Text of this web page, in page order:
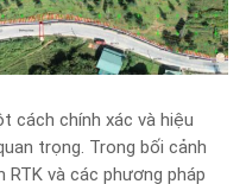
cách chính xác và hiệu
trọng. Trong bối cảnh
và các phương pháp